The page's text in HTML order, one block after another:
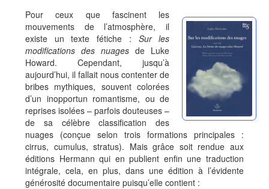
Pour ceux que fascinent les
mouvements de l’atmosphère, il
existe un texte fétiche : Sur les
modifications des nuages de Luke
Howard. Cependant, jusqu’à
aujourd’hui, il fallait nous contenter de
bribes mythiques, souvent colorées
d’un inopportun romantisme, ou de
reprises isolées – parfois douteuses –
de sa célèbre classification des
nuages (conçue selon trois formations principales :
cirrus, cumulus, stratus). Mais grâce soit rendue aux
éditions Hermann qui en publient enfin une traduction
intégrale, cela, en plus, dans une édition à l’évidente
générosité documentaire puisqu’elle contient :